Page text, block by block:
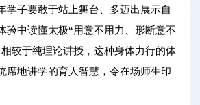
学子要敢于站上舞台、多迈出展示自
验中读懂太极“用意不用力、形断意不
较于纯理论讲授，这种身体力行的体
席地讲学的育人智慧，令在场师生印